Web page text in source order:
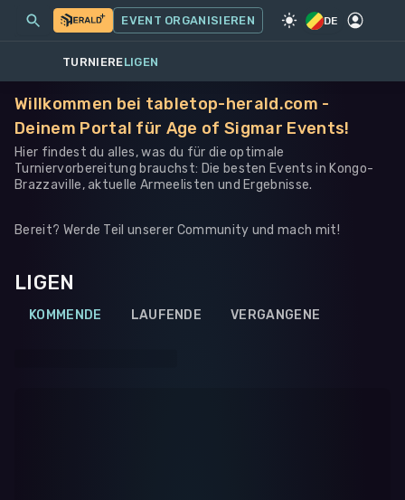
SPIEL·WARHAMMER 40K
MEINE EVENTS MEHR
EVENT ORGANISIEREN DE
TURNIERELIGEN
Willkommen bei tabletop-herald.com -
Deinem Portal für Age of Sigmar Events!
Hier findest du alles, was du für die optimale
Turniervorbereitung brauchst: Die besten Events in Kongo-
Brazzaville, aktuelle Armeelisten und Ergebnisse.
Bereit? Werde Teil unserer Community und mach mit!
LIGEN
KOMMENDE LAUFENDE VERGANGENE